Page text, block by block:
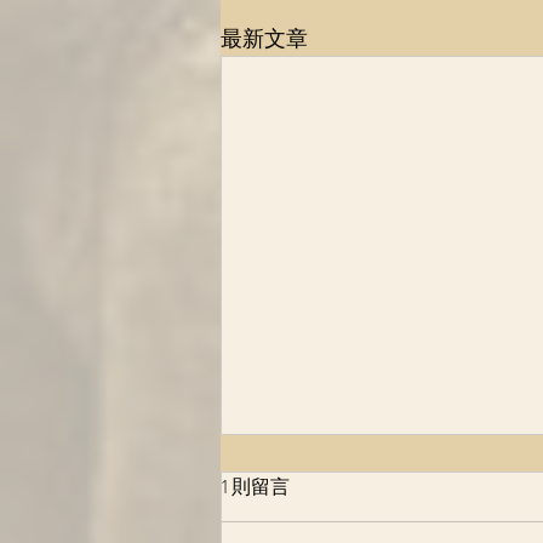
最新文章
1983年，南非医生和保险公司
1 則留言